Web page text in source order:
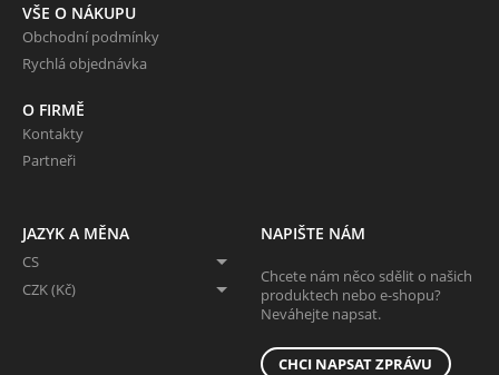
VŠE O NÁKUPU
Obchodní podmínky
Rychlá objednávka
O FIRMĚ
Kontakty
Partneři
JAZYK A MĚNA
CS
CZK (Kč)
NAPIŠTE NÁM
Chcete nám něco sdělit o našich
produktech nebo e-shopu?
Neváhejte napsat.
CHCI NAPSAT ZPRÁVU